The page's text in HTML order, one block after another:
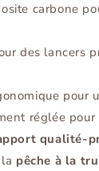
carbone
des lancers
pour
réglée pour
qualité-
pêche à la